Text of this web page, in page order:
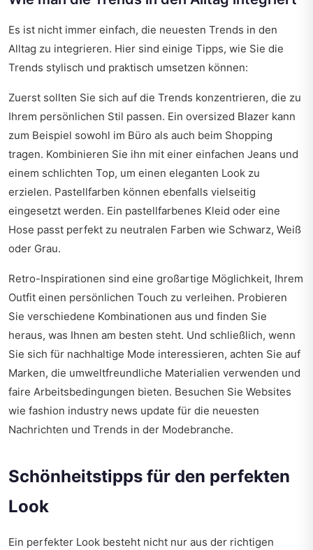
Es ist nicht immer einfach, die neuesten Trends in den
Alltag zu integrieren. Hier sind einige Tipps, wie Sie die
Trends stylisch und praktisch umsetzen können:
Zuerst sollten Sie sich auf die Trends konzentrieren, die zu
Ihrem persönlichen Stil passen. Ein oversized Blazer kann
zum Beispiel sowohl im Büro als auch beim Shopping
tragen. Kombinieren Sie ihn mit einer einfachen Jeans und
einem schlichten Top, um einen eleganten Look zu
erzielen. Pastellfarben können ebenfalls vielseitig
eingesetzt werden. Ein pastellfarbenes Kleid oder eine
Hose passt perfekt zu neutralen Farben wie Schwarz, Weiß
oder Grau.
Retro-Inspirationen sind eine großartige Möglichkeit, Ihrem
Outfit einen persönlichen Touch zu verleihen. Probieren
Sie verschiedene Kombinationen aus und finden Sie
heraus, was Ihnen am besten steht. Und schließlich, wenn
Sie sich für nachhaltige Mode interessieren, achten Sie auf
Marken, die umweltfreundliche Materialien verwenden und
faire Arbeitsbedingungen bieten. Besuchen Sie Websites
wie fashion industry news update für die neuesten
Nachrichten und Trends in der Modebranche.
Schönheitstipps für den perfekten
Look
Ein perfekter Look besteht nicht nur aus der richtigen